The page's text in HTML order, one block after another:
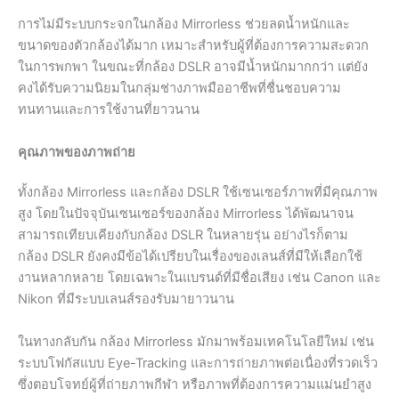
การไม่มีระบบกระจกในกล้อง Mirrorless ช่วยลดน้ำหนักและ
ขนาดของตัวกล้องได้มาก เหมาะสำหรับผู้ที่ต้องการความสะดวก
ในการพกพา ในขณะที่กล้อง DSLR อาจมีน้ำหนักมากกว่า แต่ยัง
คงได้รับความนิยมในกลุ่มช่างภาพมืออาชีพที่ชื่นชอบความ
ทนทานและการใช้งานที่ยาวนาน
คุณภาพของภาพถ่าย
ทั้งกล้อง Mirrorless และกล้อง DSLR ใช้เซนเซอร์ภาพที่มีคุณภาพ
สูง โดยในปัจจุบันเซนเซอร์ของกล้อง Mirrorless ได้พัฒนาจน
สามารถเทียบเคียงกับกล้อง DSLR ในหลายรุ่น อย่างไรก็ตาม
กล้อง DSLR ยังคงมีข้อได้เปรียบในเรื่องของเลนส์ที่มีให้เลือกใช้
งานหลากหลาย โดยเฉพาะในแบรนด์ที่มีชื่อเสียง เช่น Canon และ
Nikon ที่มีระบบเลนส์รองรับมายาวนาน
ในทางกลับกัน กล้อง Mirrorless มักมาพร้อมเทคโนโลยีใหม่ เช่น
ระบบโฟกัสแบบ Eye-Tracking และการถ่ายภาพต่อเนื่องที่รวดเร็ว
ซึ่งตอบโจทย์ผู้ที่ถ่ายภาพกีฬา หรือภาพที่ต้องการความแม่นยำสูง